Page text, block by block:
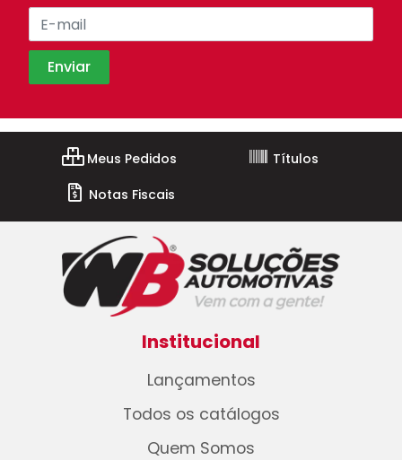
Meus Pedidos
Títulos
Notas Fiscais
Institucional
Lançamentos
Todos os catálogos
Quem Somos